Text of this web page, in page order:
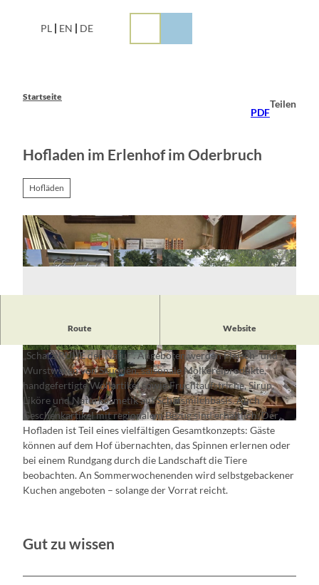
PL EN DE
Startseite
PDF
Teilen
Hofladen im Erlenhof im Oderbruch
Hofläden
© Dana Braun, Lizenz: Seenland Oder-Spree
© Dana Braun, Lizenz: Seenland Oder-Spree © Dana Braun, Lizenz: Seenland Oder-Spree
Route Website
Hofladen des Erlenhofs im Oderbruch
steht das Schaf im
„SchatztRUHE der Natur“. Angeboten werden Fleisch- und
Wurstwaren von Skudden, saisonale Molkereiprodukte,
handgefertigte Wollartikel sowie Fruchtaufstriche, Sirup,
Liköre und Naturkosmetik auf Schafsmilchbasis. Auch
Geschenkartikel mit regionalem Bezug sind erhältlich. Der
Hofladen ist Teil eines vielfältigen Gesamtkonzepts: Gäste
können auf dem Hof übernachten, das Spinnen erlernen oder
bei einem Rundgang durch die Landschaft die Tiere
beobachten. An Sommerwochenenden wird selbstgebackener
Kuchen angeboten – solange der Vorrat reicht.
Gut zu wissen